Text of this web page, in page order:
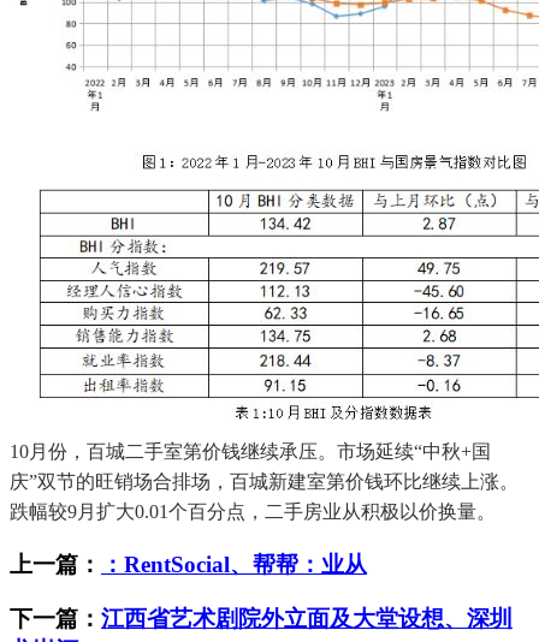
10月份，百城二手室第价钱继续承压。市场延续“中秋+国
庆”双节的旺销场合排场，百城新建室第价钱环比继续上涨。
跌幅较9月扩大0.01个百分点，二手房业从积极以价换量。
上一篇： ：RentSocial、帮帮：业从
下一篇： 江西省艺术剧院外立面及大堂设想、深圳